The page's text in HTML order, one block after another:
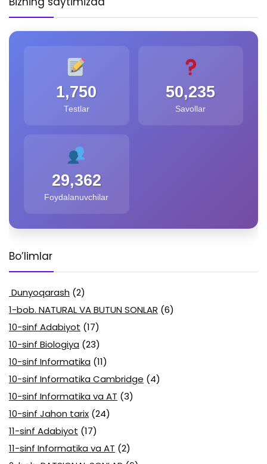
1,750
Testlar
50,235
Savollar
29,362
Foydalanuvchilar
Bo’limlar
Dunyoqarash (2)
1-bob. NATURAL VA BUTUN SONLAR (6)
10-sinf Adabiyot (17)
10-sinf Biologiya (23)
10-sinf Informatika (11)
10-sinf Informatika Cambridge (4)
10-sinf Informatika va AT (3)
10-sinf Jahon tarix (24)
11-sinf Adabiyot (17)
11-sinf Informatika va AT (2)